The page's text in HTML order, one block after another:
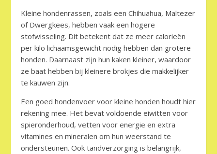
Kleine hondenrassen, zoals een Chihuahua, Maltezer
of Dwergkees, hebben vaak een hogere
stofwisseling. Dit betekent dat ze meer calorieën
per kilo lichaamsgewicht nodig hebben dan grotere
honden. Daarnaast zijn hun kaken kleiner, waardoor
ze baat hebben bij kleinere brokjes die makkelijker
te kauwen zijn.
Een goed hondenvoer voor kleine honden houdt hier
rekening mee. Het bevat voldoende eiwitten voor
spieronderhoud, vetten voor energie en extra
vitamines en mineralen om hun weerstand te
ondersteunen. Ook tandverzorging is belangrijk,